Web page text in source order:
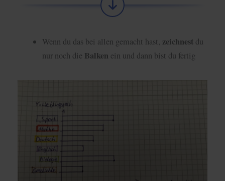
Wenn du das bei allen gemacht hast, zeichnest du
nur noch die Balken ein und dann bist du fertig